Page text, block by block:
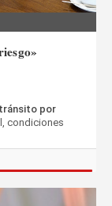
por
condiciones